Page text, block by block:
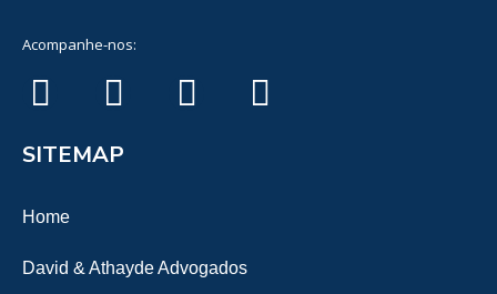
Acompanhe-nos:
SITEMAP
Home
David & Athayde Advogados